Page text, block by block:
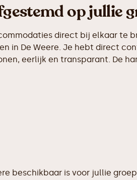
op jullie
direct bij elkaar te
in De Weere. Je hebt direct
eerlijk en transparant. De
beschikbaar is voor jullie